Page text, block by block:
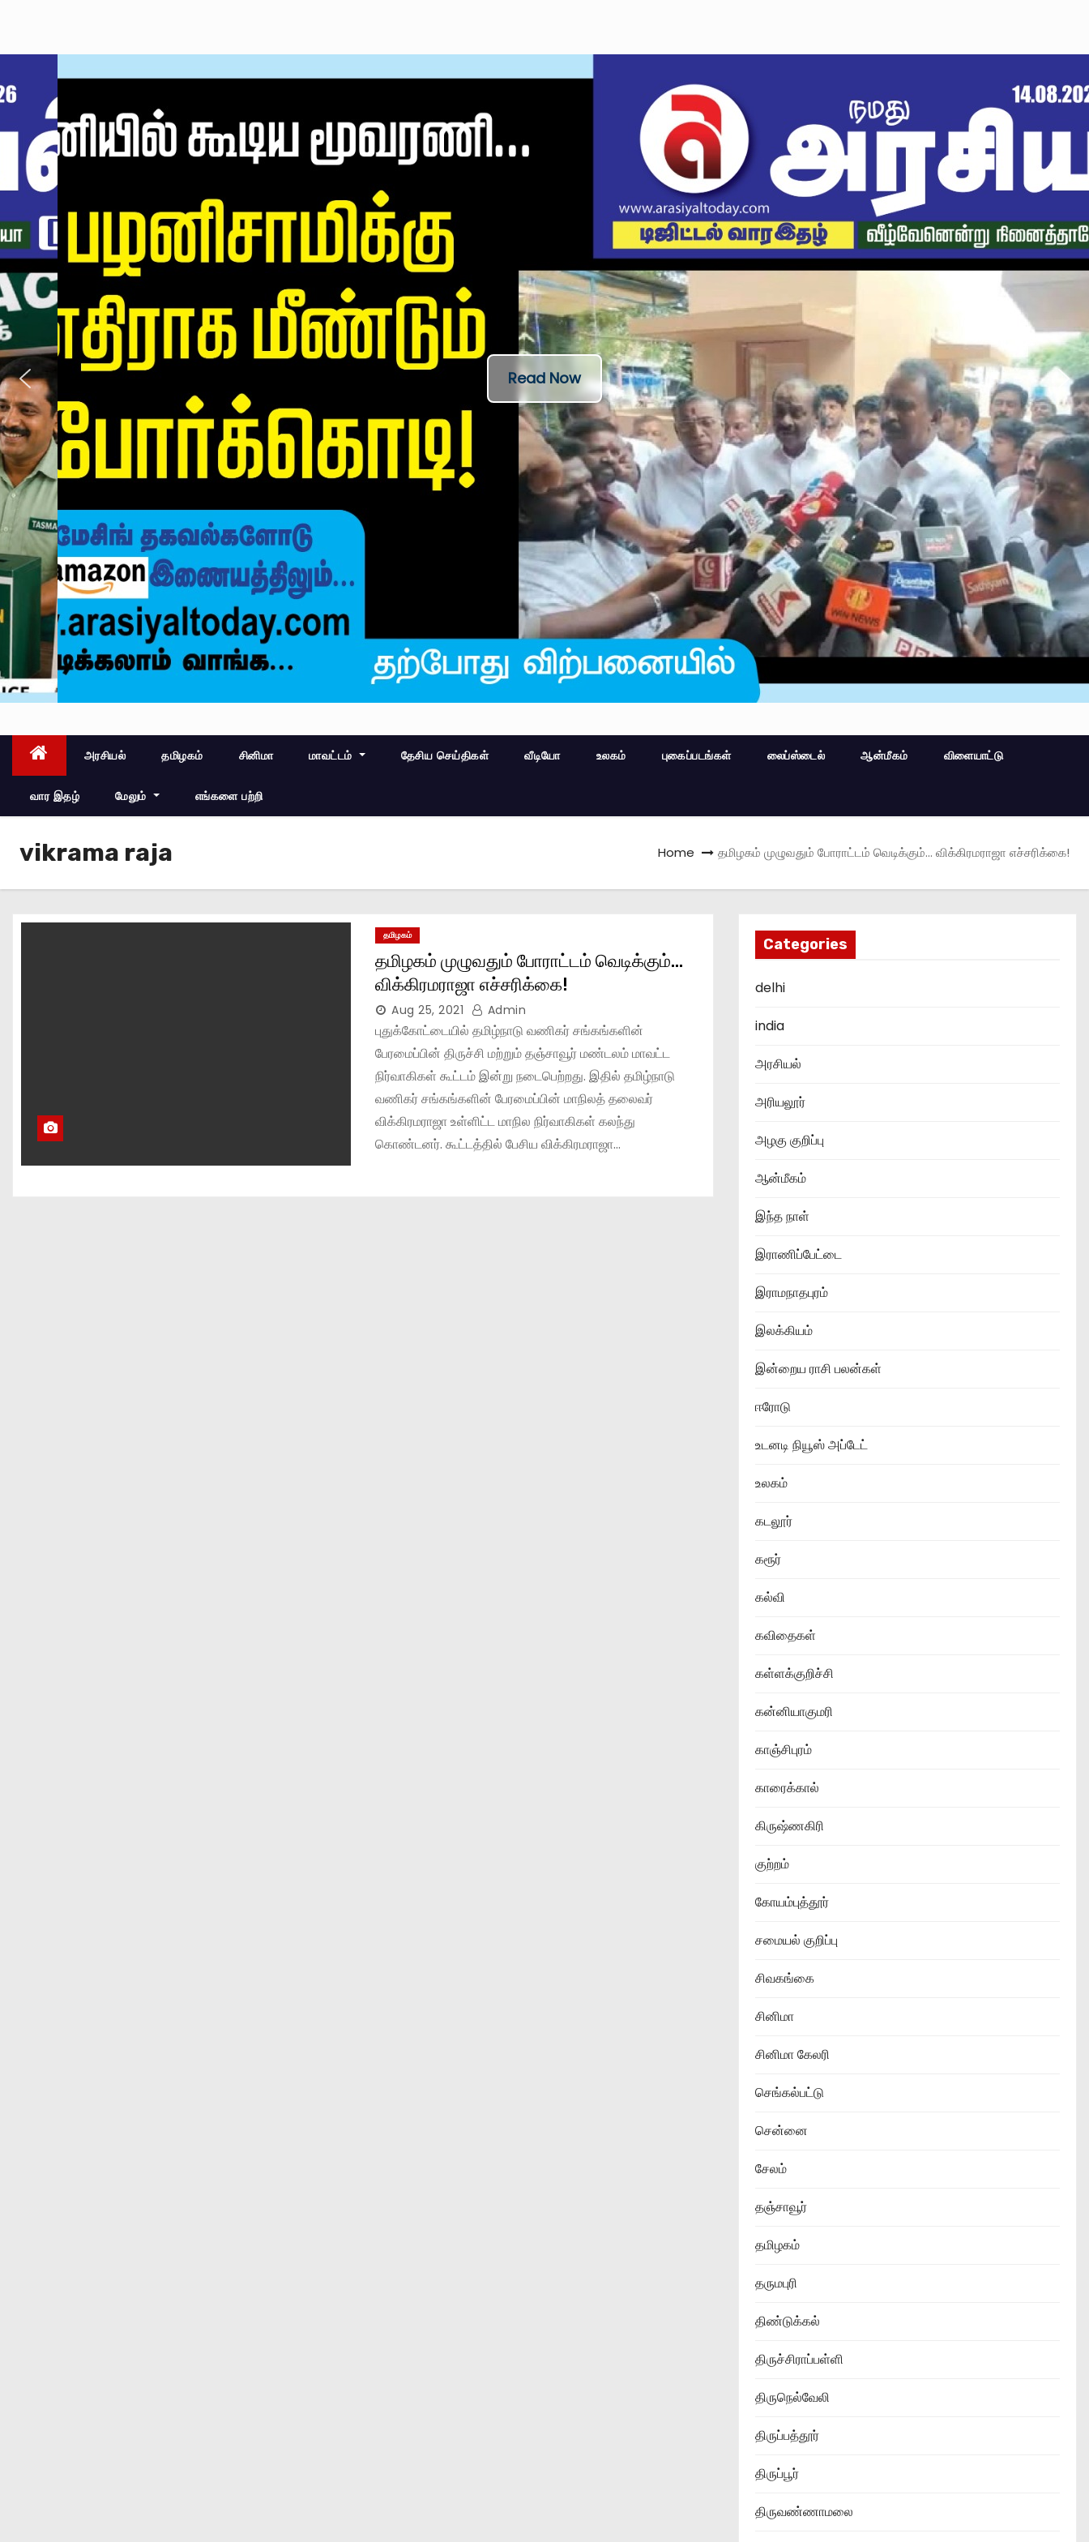
Read Now
அரசியல் தமிழகம் சினிமா மாவட்டம் தேசிய செய்திகள் வீடியோ உலகம் புகைப்படங்கள் லைப்ஸ்டைல் ஆன்மீகம் விளையாட்டு
வார இதழ் மேலும் எங்களை பற்றி
vikrama raja Home தமிழகம் முழுவதும் போராட்டம் வெடிக்கும்… விக்கிரமராஜா எச்சரிக்கை!
தமிழகம்
தமிழகம் முழுவதும் போராட்டம் வெடிக்கும்…
விக்கிரமராஜா எச்சரிக்கை!
Aug 25, 2021 Admin
புதுக்கோட்டையில் தமிழ்நாடு வணிகர் சங்கங்களின்
பேரமைப்பின் திருச்சி மற்றும் தஞ்சாவூர் மண்டலம் மாவட்ட
நிர்வாகிகள் கூட்டம் இன்று நடைபெற்றது. இதில் தமிழ்நாடு
வணிகர் சங்கங்களின் பேரமைப்பின் மாநிலத் தலைவர்
விக்கிரமராஜா உள்ளிட்ட மாநில நிர்வாகிகள் கலந்து
கொண்டனர். கூட்டத்தில் பேசிய விக்கிரமராஜா…
Categories
delhi
india
அரசியல்
அரியலூர்
அழகு குறிப்பு
ஆன்மீகம்
இந்த நாள்
இராணிப்பேட்டை
இராமநாதபுரம்
இலக்கியம்
இன்றைய ராசி பலன்கள்
ஈரோடு
உடனடி நியூஸ் அப்டேட்
உலகம்
கடலூர்
கரூர்
கல்வி
கவிதைகள்
கள்ளக்குறிச்சி
கன்னியாகுமரி
காஞ்சிபுரம்
காரைக்கால்
கிருஷ்ணகிரி
குற்றம்
கோயம்புத்தூர்
சமையல் குறிப்பு
சிவகங்கை
சினிமா
சினிமா கேலரி
செங்கல்பட்டு
சென்னை
சேலம்
தஞ்சாவூர்
தமிழகம்
தருமபுரி
திண்டுக்கல்
திருச்சிராப்பள்ளி
திருநெல்வேலி
திருப்பத்தூர்
திருப்பூர்
திருவண்ணாமலை